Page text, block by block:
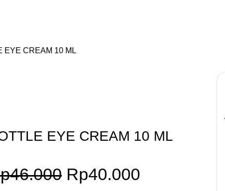
EYE CREAM 10 ML
EYE CREAM 10 ML
46.000 Rp40.000